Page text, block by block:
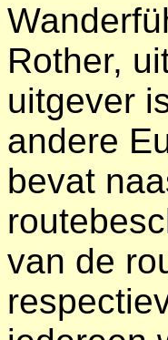
Rother,
uitgever
andere
bevat
van de